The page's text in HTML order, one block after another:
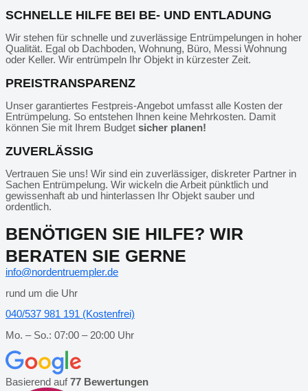
SCHNELLE HILFE BEI BE- UND ENTLADUNG
Wir stehen für schnelle und zuverlässige Entrümpelungen in hoher
Qualität. Egal ob Dachboden, Wohnung, Büro, Messi Wohnung
oder Keller. Wir entrümpeln Ihr Objekt in kürzester Zeit.
PREISTRANSPARENZ
Unser garantiertes Festpreis-Angebot umfasst alle Kosten der
Entrümpelung. So entstehen Ihnen keine Mehrkosten. Damit
können Sie mit Ihrem Budget sicher planen!
ZUVERLÄSSIG
Vertrauen Sie uns! Wir sind ein zuverlässiger, diskreter Partner in
Sachen Entrümpelung. Wir wickeln die Arbeit pünktlich und
gewissenhaft ab und hinterlassen Ihr Objekt sauber und
ordentlich.
BENÖTIGEN SIE HILFE? WIR
BERATEN SIE GERNE
info@nordentruempler.de
rund um die Uhr
040/537 981 191 (Kostenfrei)
Mo. – So.: 07:00 – 20:00 Uhr
Basierend auf77 Bewertungen